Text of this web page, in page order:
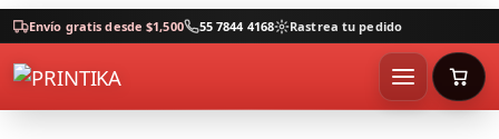
Envío gratis desde $1,500 55 7844 4168 Rastrea tu pedido